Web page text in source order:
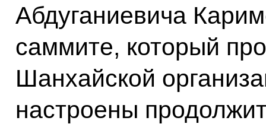
Абдуганиевича
саммите, который
Шанхайской
настроены